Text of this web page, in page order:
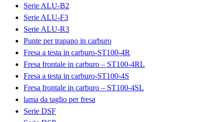
Serie ALU-B2
Serie ALU-F3
Serie ALU-R3
Punte per trapano in carburo
Fresa a testa in carburo-ST100-4R
Fresa frontale in carburo – ST100-4RL
Fresa a testa in carburo-ST100-4S
Fresa frontale in carburo – ST100-4SL
lama da taglio per fresa
Serie DSF